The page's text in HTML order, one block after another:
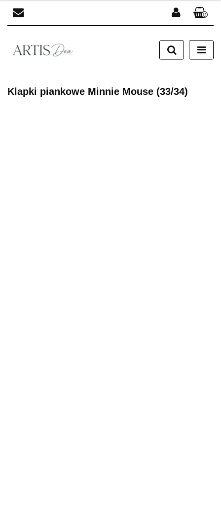
Zaloguj się
Zarejestruj się
0
Klapki piankowe Minnie Mouse (33/34)